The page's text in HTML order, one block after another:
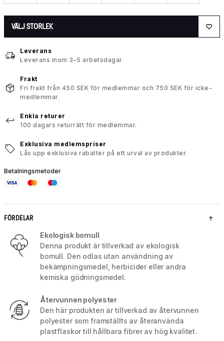
VÄLJ STORLEK
Leverans
Leverans inom 3–5 arbetsdagar.
Frakt
Fri frakt från 450 SEK för medlemmar och 750 SEK för icke-
medlemmar.
Enkla returer
100 dagars returrätt för medlemmar.
Exklusiva medlemspriser
Lås upp exklusiva rabatter på ett urval av produkter.
Betalningsmetoder
FÖRDELAR
Ekologisk bomull
Denna produkt är tillverkad av ekologisk
bomull. Den odlas utan användning av
bekämpningsmedel, herbicider eller andra
kemiska gödningsmedel.
Återvunnen polyester
Den här produkten är tillverkad av återvunnen
polyester som framställts av återanvända
plastflaskor till hållbara fibrer av hög kvalitet.